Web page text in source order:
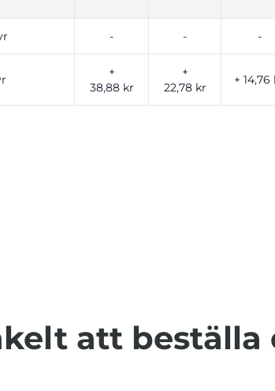
- - -
+
38,88 kr
+
22,78 kr
+ 14,76
att beställa